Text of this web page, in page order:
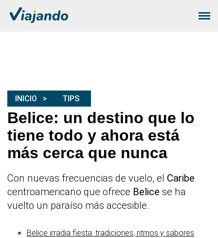
INICIO TIPS
Belice: un destino que lo
tiene todo y ahora está
más cerca que nunca
Con nuevas frecuencias de vuelo, el Caribe
centroamericano que ofrece Belice se ha
vuelto un paraíso más accesible.
Belice irradia fiesta: tradiciones, ritmos y sabores